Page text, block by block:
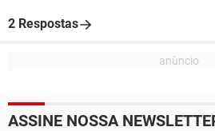
2 Respostas
ASSINE NOSSA